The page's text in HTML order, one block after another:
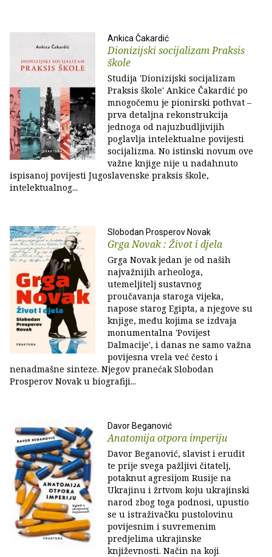
Ankica Čakardić
Dionizijski socijalizam Praksis
škole
Studija 'Dionizijski socijalizam
Praksis škole' Ankice Čakardić po
mnogočemu je pionirski pothvat –
prva detaljna rekonstrukcija
jednoga od najuzbudljivijih
poglavlja intelektualne povijesti
socijalizma. No istinski novum ove
važne knjige nije u nadahnuto
ispisanoj povijesti Jugoslavenske praksis škole,
intelektualnog...
Slobodan Prosperov Novak
Grga Novak : Život i djela
Grga Novak jedan je od naših
najvažnijih arheologa,
utemeljitelj sustavnog
proučavanja staroga vijeka,
napose starog Egipta, a njegove su
knjige, među kojima se izdvaja
monumentalna 'Povijest
Dalmacije', i danas ne samo važna
povijesna vrela već često i
nenadmašne sinteze. Njegov pranećak Slobodan
Prosperov Novak u biografiji...
Davor Beganović
Anatomija otpora imperiju
Davor Beganović, slavist i erudit
te prije svega pažljivi čitatelj,
potaknut agresijom Rusije na
Ukrajinu i žrtvom koju ukrajinski
narod zbog toga podnosi, upustio
se u istraživačku pustolovinu
povijesnim i suvremenim
predjelima ukrajinske
književnosti. Način na koji